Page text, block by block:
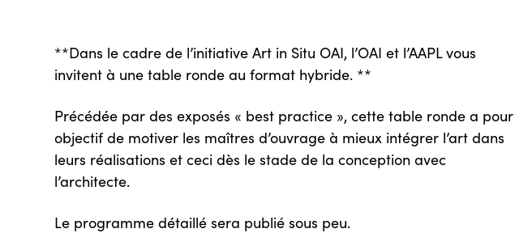
**Dans le cadre de l’initiative Art in Situ OAI, l’OAI et l’AAPL vous
invitent à une table ronde au format hybride. **
Précédée par des exposés « best practice », cette table ronde a pour
objectif de motiver les maîtres d’ouvrage à mieux intégrer l’art dans
leurs réalisations et ceci dès le stade de la conception avec
l’architecte.
Le programme détaillé sera publié sous peu.